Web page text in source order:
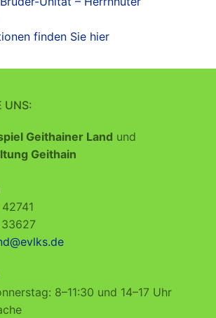
finden Sie hier
UNS:
Geithainer Land und
Geithain
8–11:30 und 14–17 Uhr